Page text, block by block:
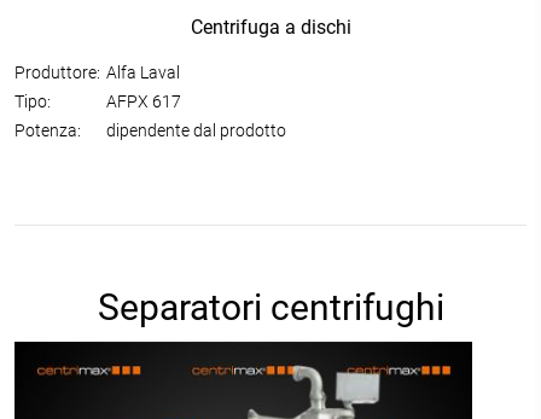
Centrifuga a dischi
Produttore: Alfa Laval
Tipo:
AFPX 617
Potenza:
dipendente dal prodotto
Separatori centrifughi